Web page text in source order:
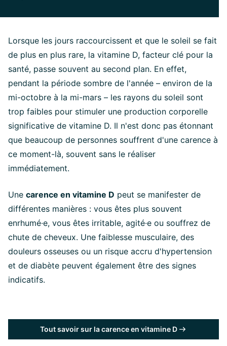
Lorsque les jours raccourcissent et que le soleil se fait
de plus en plus rare, la vitamine D, facteur clé pour la
santé, passe souvent au second plan. En effet,
pendant la période sombre de l'année – environ de la
mi-octobre à la mi-mars – les rayons du soleil sont
trop faibles pour stimuler une production corporelle
significative de vitamine D. Il n'est donc pas étonnant
que beaucoup de personnes souffrent d'une carence à
ce moment-là, souvent sans le réaliser
immédiatement.
Une carence en vitamine D peut se manifester de
différentes manières : vous êtes plus souvent
enrhumé·e, vous êtes irritable, agité·e ou souffrez de
chute de cheveux. Une faiblesse musculaire, des
douleurs osseuses ou un risque accru d'hypertension
et de diabète peuvent également être des signes
indicatifs.
Tout savoir sur la carence en vitamine D